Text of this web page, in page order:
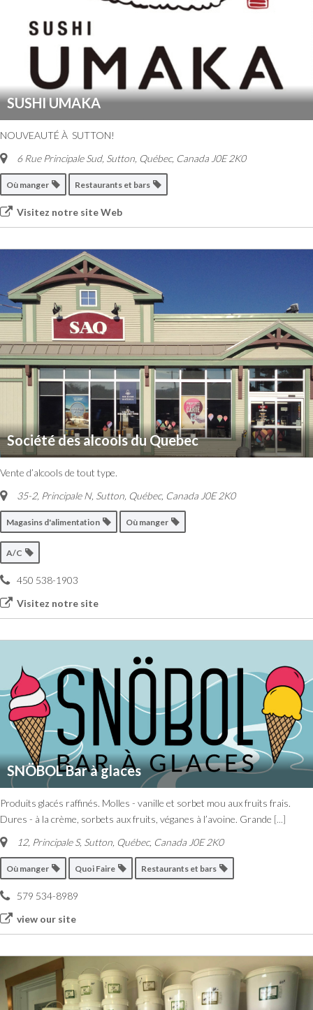
SUSHI UMAKA
NOUVEAUTÉ À SUTTON!
6 Rue Principale Sud, Sutton, Québec, Canada J0E 2K0
Où manger Restaurants et bars
Visitez notre site Web
Société des alcools du Quebec
Vente d’alcools de tout type.
35-2, Principale N, Sutton Québec, Canada J0E 2K0
Magasins d'alimentation Où manger
A/C
450 538-1903
Visitez notre site
SNÖBOL Bar à glaces
Produits glacés raffinés. Molles - vanille et sorbet mou aux fruits frais.
Dures - à la crème, sorbets aux fruits, véganes à l’avoine. Grande [...]
12, Principale S, Sutton, Québec, Canada J0E 2K0
Où manger Quoi Faire Restaurants et bars
579 534-8989
view our site